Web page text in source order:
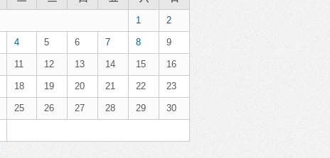
1 2
4 5 6 7 8 9
11 12 13 14 15 16
18 19 20 21 22 23
25 26 27 28 29 30